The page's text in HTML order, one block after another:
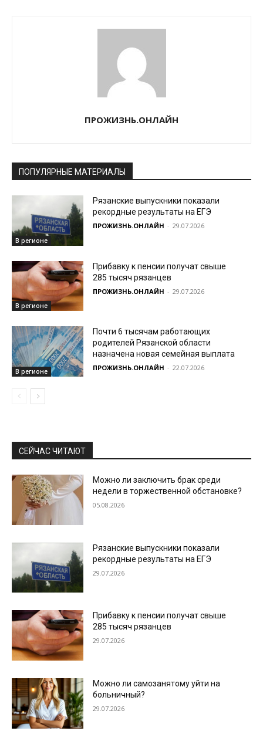
ПРОЖИЗНЬ.ОНЛАЙН
ПОПУЛЯРНЫЕ МАТЕРИАЛЫ
В регионе
Рязанские выпускники показали
рекордные результаты на ЕГЭ
ПРОЖИЗНЬ.ОНЛАЙН - 29.07.2026
В регионе
Прибавку к пенсии получат свыше
285 тысяч рязанцев
ПРОЖИЗНЬ.ОНЛАЙН - 29.07.2026
В регионе
Почти 6 тысячам работающих
родителей Рязанской области
назначена новая семейная выплата
ПРОЖИЗНЬ.ОНЛАЙН - 22.07.2026
СЕЙЧАС ЧИТАЮТ
Можно ли заключить брак среди
недели в торжественной обстановке?
05.08.2026
Рязанские выпускники показали
рекордные результаты на ЕГЭ
29.07.2026
Прибавку к пенсии получат свыше
285 тысяч рязанцев
29.07.2026
Можно ли самозанятому уйти на
больничный?
29.07.2026